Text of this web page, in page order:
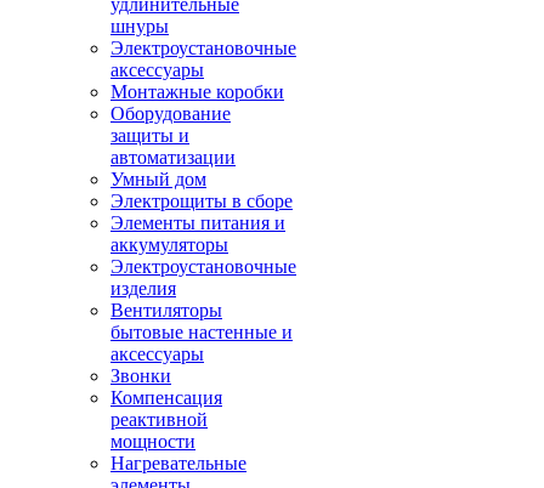
удлинительные
шнуры
Электроустановочные
аксессуары
Монтажные коробки
Оборудование
защиты и
автоматизации
Умный дом
Электрощиты в сборе
Элементы питания и
аккумуляторы
Электроустановочные
изделия
Вентиляторы
бытовые настенные и
аксессуары
Звонки
Компенсация
реактивной
мощности
Нагревательные